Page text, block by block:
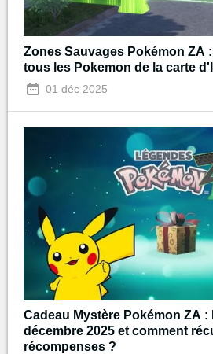
Zones Sauvages Pokémon ZA
tous les Pokemon de la carte
01 déc 2025
Cadeau Mystère Pokémon ZA
décembre 2025 et comment
récompenses ?